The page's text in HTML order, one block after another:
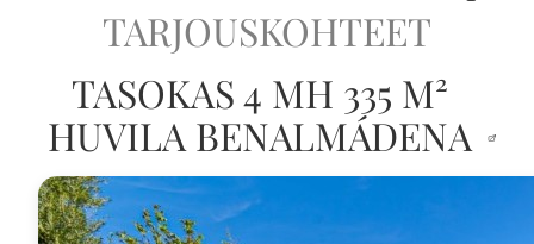
TARJOUSKOHTEET
TASOKAS 4 MH 335 M²
HUVILA BENALMÁDENA